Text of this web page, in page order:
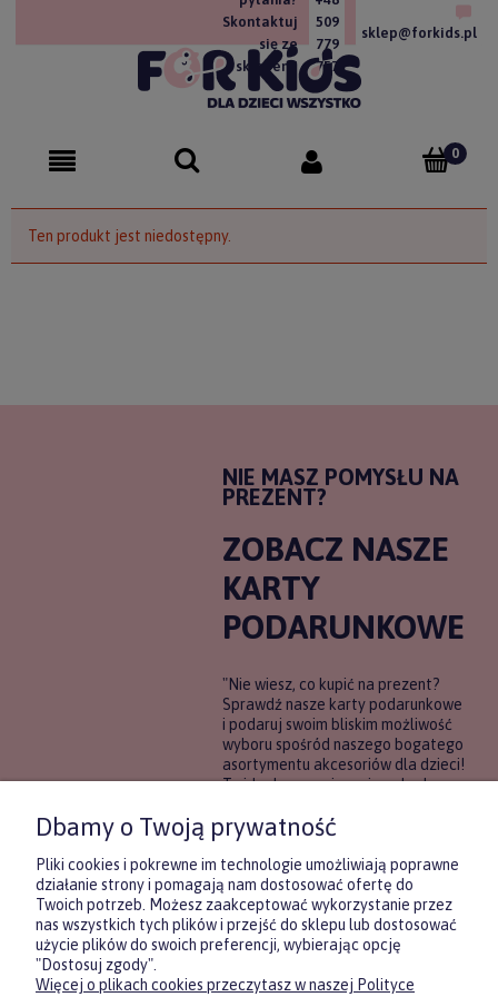
Skontaktuj
się ze
sklepem!
509
779
757
sklep@forkids.pl
Ten produkt jest niedostępny.
NIE MASZ POMYSŁU NA
PREZENT?
ZOBACZ NASZE
KARTY
PODARUNKOWE
"Nie wiesz, co kupić na prezent?
Sprawdź nasze karty podarunkowe
i podaruj swoim bliskim możliwość
wyboru spośród naszego bogatego
asortymentu akcesoriów dla dzieci!
To idealne rozwiązanie, gdy chcesz
pewności, co będzie najbardziej
trafione.
DOWIEDZ SIĘ WIĘCEJ
Dbamy o Twoją prywatność
Pliki cookies i pokrewne im technologie umożliwiają poprawne
działanie strony i pomagają nam dostosować ofertę do
Twoich potrzeb. Możesz zaakceptować wykorzystanie przez
nas wszystkich tych plików i przejść do sklepu lub dostosować
użycie plików do swoich preferencji, wybierając opcję
"Dostosuj zgody".
Więcej o plikach cookies przeczytasz w naszej Polityce